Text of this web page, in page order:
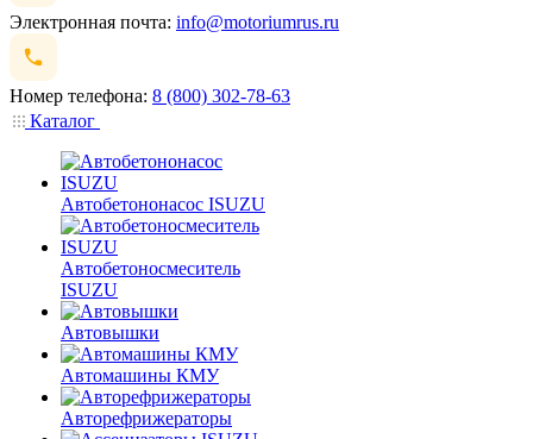
Электронная почта: info@motoriumrus.ru
Номер телефона: 8 (800) 302-78-63
Каталог
Автобетононасос ISUZU
Автобетоносмеситель
ISUZU
Автовышки
Автомашины КМУ
Авторефрижераторы